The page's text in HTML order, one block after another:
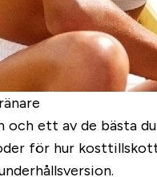
ett av de bästa
för hur